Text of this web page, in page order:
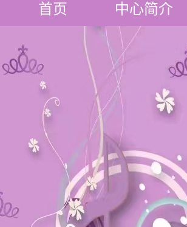
首页 中心简介